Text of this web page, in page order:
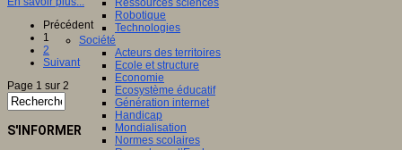
Ressources sciences
Robotique
Technologies
Société
Acteurs des territoires
Ecole et structure
Economie
Ecosystème éducatif
Génération internet
Handicap
Mondialisation
Normes scolaires
Précédent
1
2
Suivant
Page 1 sur 2
S'INFORMER